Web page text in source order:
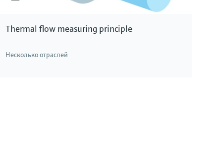
Thermal flow measuring principle
Несколько отраслей